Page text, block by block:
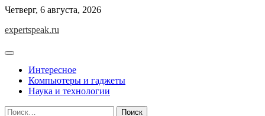
Skip
content
Четверг, 6 августа, 2026
expertspeak.ru
Интересное
Компьютеры и гаджеты
Наука и технологии
Найти: